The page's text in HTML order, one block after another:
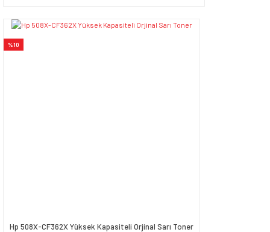
%10
Hp 508X-CF362X Yüksek Kapasiteli Orjinal Sarı Toner